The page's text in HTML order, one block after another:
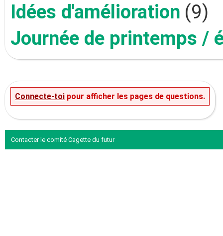
Idées d'amélioration (9)
Journée de printemps /
Connecte-toi pour afficher les pages de questions.
Contacter le comité Cagette du futur